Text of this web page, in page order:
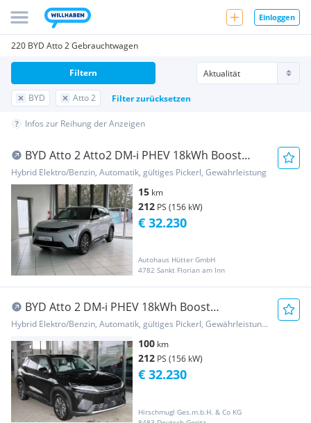
Einloggen
220 BYD Atto 2 Gebrauchtwagen
BYD Atto 2 Filter zurücksetzen
Filtern
Infos zur Reihung der Anzeigen
BYD Atto 2 Atto2 DM-i PHEV 18kWh Boost
Österreich Paket
Hybrid Elektro/Benzin, Automatik, gültiges Pickerl, Gewährleistung
15 km
212 PS (156 kW)
Autohaus Hütter GmbH
4782 Sankt Florian am Inn
€ 32.230
BYD Atto 2 DM-i PHEV 18kWh Boost
Österreich Paket
Hybrid Elektro/Benzin, Automatik, gültiges Pickerl, Gewährleistung, Garantie
100 km
212 PS (156 kW)
Hirschmugl Ges.m.b.H. & Co KG
€ 32.230